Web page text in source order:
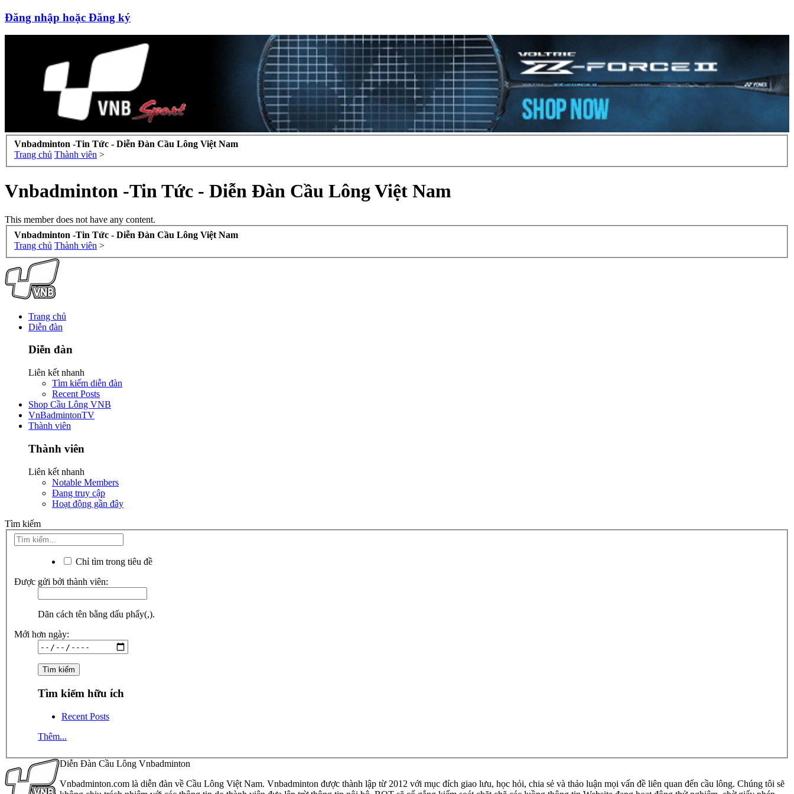
Đăng nhập hoặc Đăng ký
Vnbadminton -Tin Tức - Diễn Đàn Cầu Lông Việt Nam
Trang chủ Thành viên >
Vnbadminton -Tin Tức - Diễn Đàn Cầu Lông Việt Nam
This member does not have any content.
Vnbadminton -Tin Tức - Diễn Đàn Cầu Lông Việt Nam
Trang chủ Thành viên >
Trang chủ
Diễn đàn
Diễn đàn
Liên kết nhanh
Tìm kiếm diễn đàn
Recent Posts
Shop Cầu Lông VNB
VnBadmintonTV
Thành viên
Thành viên
Liên kết nhanh
Notable Members
Đang truy cập
Hoạt động gần đây
Tìm kiếm
Chỉ tìm trong tiêu đề
Được gửi bởi thành viên:
Dãn cách tên bằng dấu phẩy(,).
Mới hơn ngày:
Tìm kiếm hữu ích
Recent Posts
Thêm...
Diễn Đàn Cầu Lông Vnbadminton
Vnbadminton.com là diễn đàn về Cầu Lông Việt Nam. Vnbadminton được thành lập từ 2012 với mục đích giao lưu, học hỏi, chia sẻ và thảo luận mọi vấn đề liên quan đến cầu lông. Chúng tôi sẽ